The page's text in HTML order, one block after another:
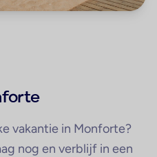
vakantie in Monforte?
nog en verblijf in een